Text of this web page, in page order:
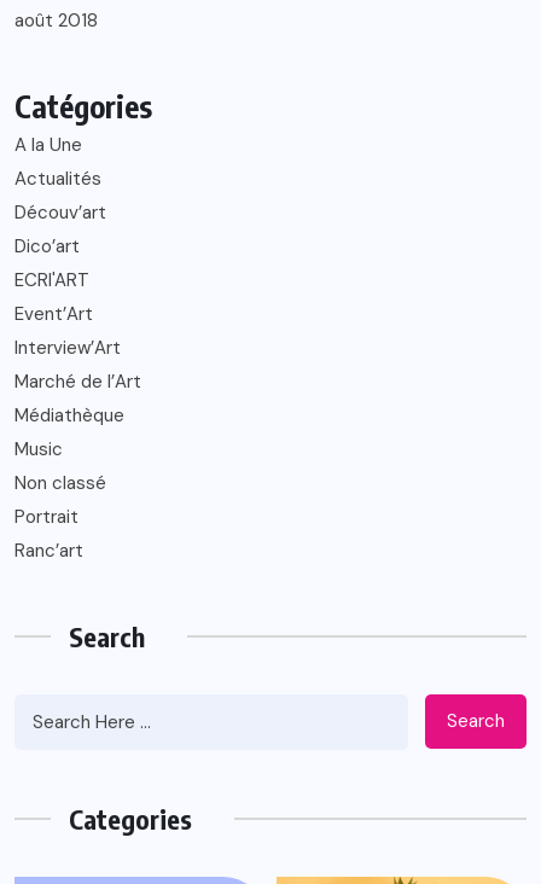
août 2018
Catégories
A la Une
Actualités
Découv’art
Dico’art
ECRI'ART
Event’Art
Interview’Art
Marché de l’Art
Médiathèque
Music
Non classé
Portrait
Ranc’art
Search
Search
Categories